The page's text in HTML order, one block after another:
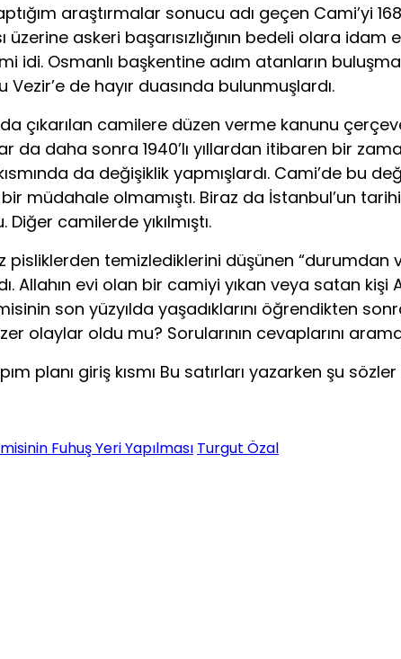
araştırmalar sonucu adı geçen Cami’yi
askeri başarısızlığının bedeli olara
idi. Osmanlı başkentine adım atanların
de hayır duasında bulunmuşlardı.
çıkarılan camilere düzen verme kanunu
da daha sonra 1940’lı yıllardan itibaren bir
da değişiklik yapmışlardı. Cami’de bu
müdahale olmamıştı. Biraz da İstanbul’un
camilerde yıkılmıştı.
pisliklerden temizlediklerini düşünen
Allahın evi olan bir camiyi yıkan veya satan
son yüzyılda yaşadıklarını öğrendikten
olaylar oldu mu? Sorularının cevaplarını
planı giriş kısmı Bu satırları yazarken şu
Fuhuş Yeri Yapılması Turgut Özal